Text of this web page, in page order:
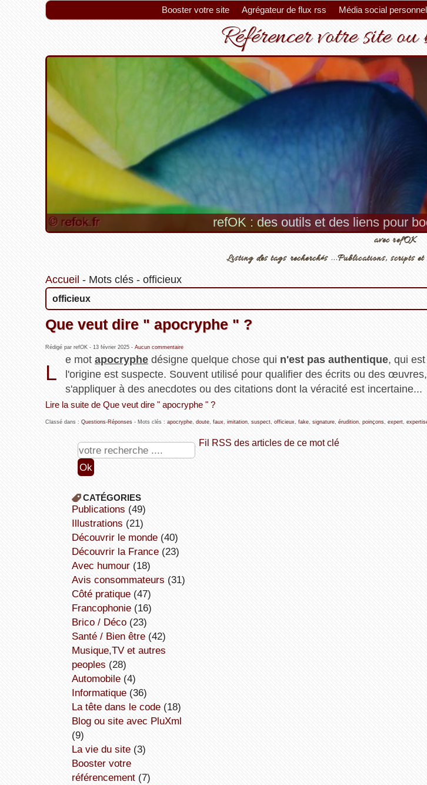
Booster votre site Agrégateur de flux rss Média social personnel
Référencer votre site
refOK : des outils et des liens pour
avec refOK
Listing des tags recherchés ...Publications, scripts
Accueil - Mots clés- officieux
officieux
Que veut dire " apocryphe " ?
Rédigé par refOK - 13 février 2025- Aucun commentaire
L
e mot apocryphe désigne quelque chose qui n'est pas authentique, qui
l'origine est suspecte. Souvent utilisé pour qualifier des écrits ou des
s'appliquer à des anecdotes ou des citations dont la véracité est incertaine...
Lire la suite de Que veut dire " apocryphe " ?
Classé dans : Questions-Réponses- Mots clés : apocryphe, doute, faux, imitation, suspect, officieux, fake, signature, érudition, poinçons, expert,
Fil RSS des articles de ce mot clé
CATÉGORIES
publications (49)
illustrations (21)
découvrir le monde(40)
découvrir la France(23)
avec humour(18)
avis consommateurs (31)
côté pratique(47)
Francophonie(16)
Brico / Déco(23)
Santé / Bien être(42)
Musique,TV et autres
peoples (28)
Automobile(4)
informatique(36)
la tête dans le code(18)
Blog ou site avec PluXml
(9)
la vie du site(3)
booster votre
référencement(7)